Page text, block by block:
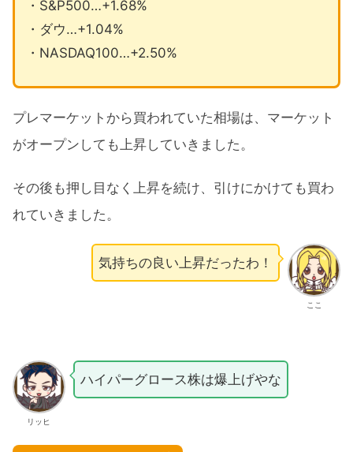
・S&P500…+1.68%
・ダウ…+1.04%
・NASDAQ100…+2.50%
プレマーケットから買われていた相場は、マーケット
がオープンしても上昇していきました。
その後も押し目なく上昇を続け、引けにかけても買わ
れていきました。
ここ
気持ちの良い上昇だったわ！
リッヒ
ハイパーグロース株は爆上げやな